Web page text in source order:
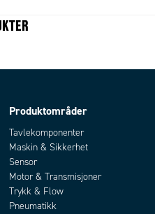
Forniklet messing
-0,99 bar
10 pc
Produktområder
Tavlekomponenter
Maskin & Sikkerhet
Sensor
Motor & Transmisjoner
Trykk & Flow
Pneumatikk